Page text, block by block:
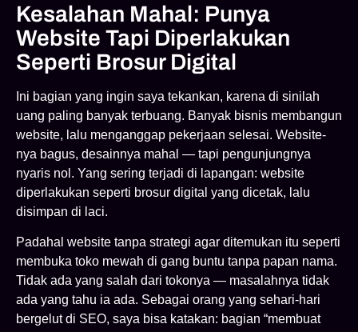
Kesalahan Mahal: Punya
Website Tapi Diperlakukan
Seperti Brosur Digital
Ini bagian yang ingin saya tekankan, karena di sinilah
uang paling banyak terbuang. Banyak bisnis membangun
website, lalu menganggap pekerjaan selesai. Website-
nya bagus, desainnya mahal — tapi pengunjungnya
nyaris nol. Yang sering terjadi di lapangan: website
diperlakukan seperti brosur digital yang dicetak, lalu
disimpan di laci.
Padahal website tanpa strategi agar ditemukan itu seperti
membuka toko mewah di gang buntu tanpa papan nama.
Tidak ada yang salah dari tokonya — masalahnya tidak
ada yang tahu ia ada. Sebagai orang yang sehari-hari
bergelut di SEO, saya bisa katakan: bagian “membuat